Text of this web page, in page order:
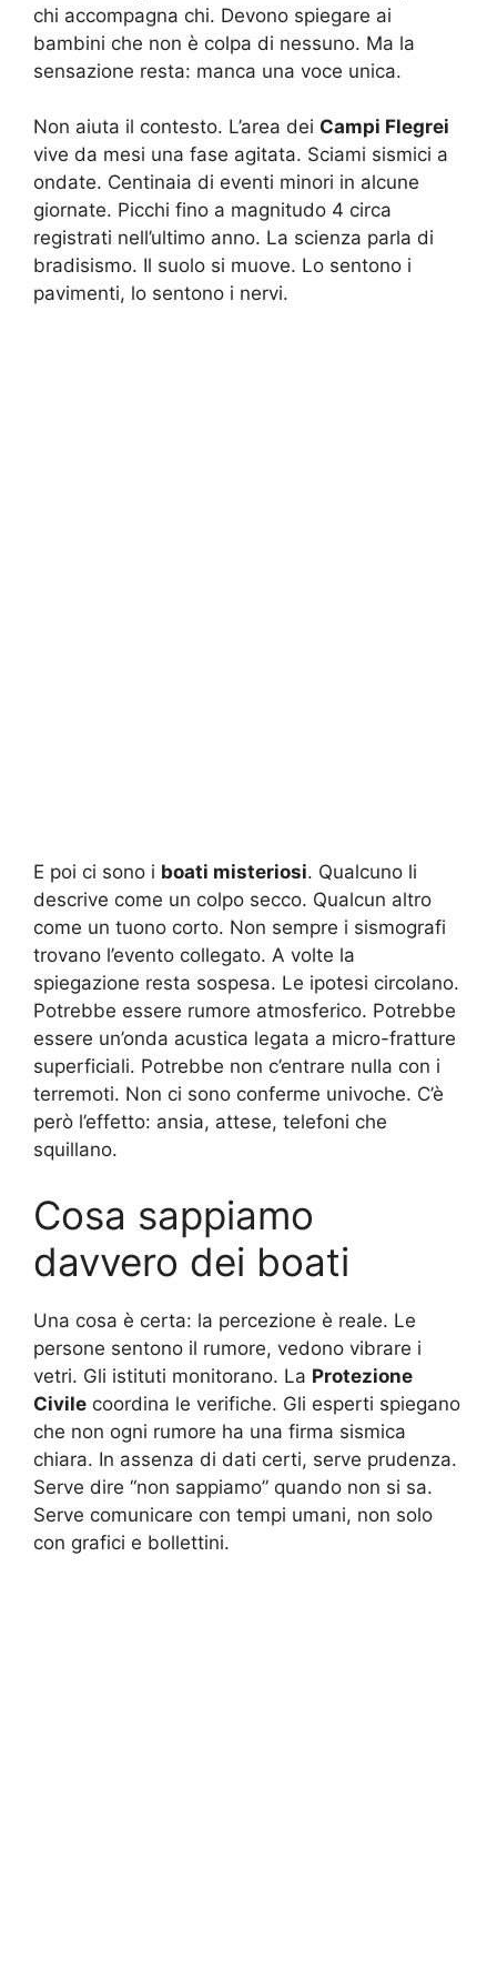
chi accompagna chi. Devono spiegare ai
bambini che non è colpa di nessuno. Ma la
sensazione resta: manca una voce unica.
Non aiuta il contesto. L’area dei Campi Flegrei
vive da mesi una fase agitata. Sciami sismici a
ondate. Centinaia di eventi minori in alcune
giornate. Picchi fino a magnitudo 4 circa
registrati nell’ultimo anno. La scienza parla di
bradisismo. Il suolo si muove. Lo sentono i
pavimenti, lo sentono i nervi.
E poi ci sono i boati misteriosi. Qualcuno li
descrive come un colpo secco. Qualcun altro
come un tuono corto. Non sempre i sismografi
trovano l’evento collegato. A volte la
spiegazione resta sospesa. Le ipotesi circolano.
Potrebbe essere rumore atmosferico. Potrebbe
essere un’onda acustica legata a micro-fratture
superficiali. Potrebbe non c’entrare nulla con i
terremoti. Non ci sono conferme univoche. C’è
però l’effetto: ansia, attese, telefoni che
squillano.
Cosa sappiamo
davvero dei boati
Una cosa è certa: la percezione è reale. Le
persone sentono il rumore, vedono vibrare i
vetri. Gli istituti monitorano. La Protezione
Civile coordina le verifiche. Gli esperti spiegano
che non ogni rumore ha una firma sismica
chiara. In assenza di dati certi, serve prudenza.
Serve dire “non sappiamo” quando non si sa.
Serve comunicare con tempi umani, non solo
con grafici e bollettini.